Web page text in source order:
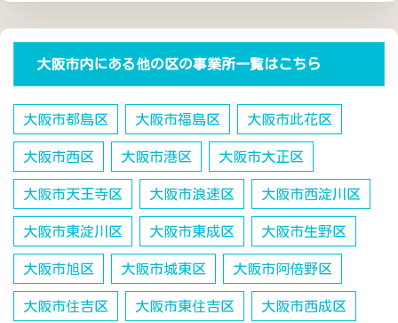
大阪市内にある他の区の事業所一覧はこちら
大阪市都島区 大阪市福島区 大阪市此花区
大阪市西区 大阪市港区 大阪市大正区
大阪市天王寺区 大阪市浪速区 大阪市西淀川区
大阪市東淀川区 大阪市東成区 大阪市生野区
大阪市旭区 大阪市城東区 大阪市阿倍野区
大阪市住吉区 大阪市東住吉区 大阪市西成区